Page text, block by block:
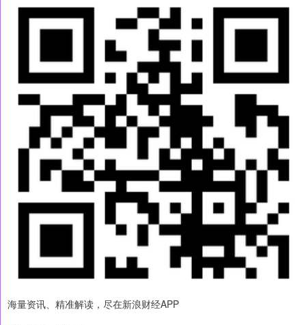
海量资讯、精准解读，尽在新浪财经APP